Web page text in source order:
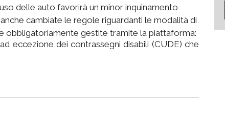
delle auto favorirà un minor inquinamento
cambiate le regole riguardanti le modalità di
obbligatoriamente gestite tramite la piattaforma:
ad eccezione dei contrassegni disabili (CUDE) che